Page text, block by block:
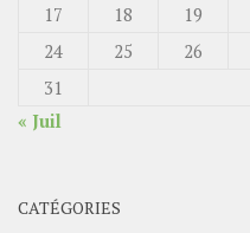
17
18 19
24
25 26
31
« Juil
CATÉGORIES